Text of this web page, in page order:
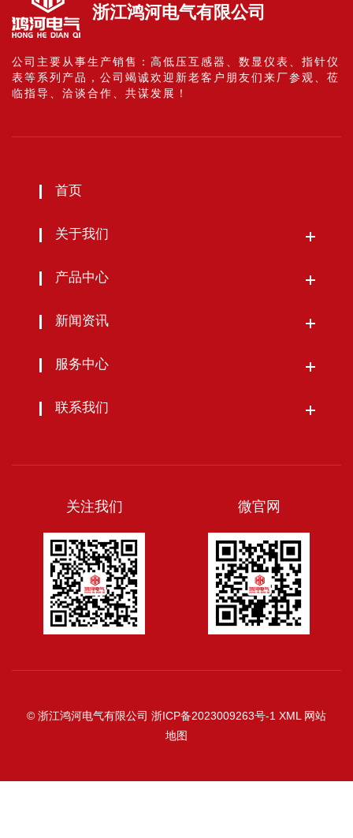
浙江鸿河电气有限公司
公司主要从事生产销售：高低压互感器、数显仪表、指针仪
表等系列产品，公司竭诚欢迎新老客户朋友们来厂参观、莅
临指导、洽谈合作、共谋发展！
首页
关于我们
产品中心
新闻资讯
服务中心
联系我们
微官网
关注我们
© 浙江鸿河电气有限公司 浙ICP备2023009263号-1 XML 网站
地图